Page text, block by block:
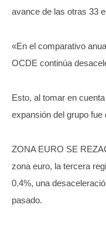
avance de las otras 33
«En el comparativo
OCDE continúa
Esto, al tomar en
expansión del grupo fue
ZONA EURO SE
zona euro, la tercera
0.4%, una
pasado.